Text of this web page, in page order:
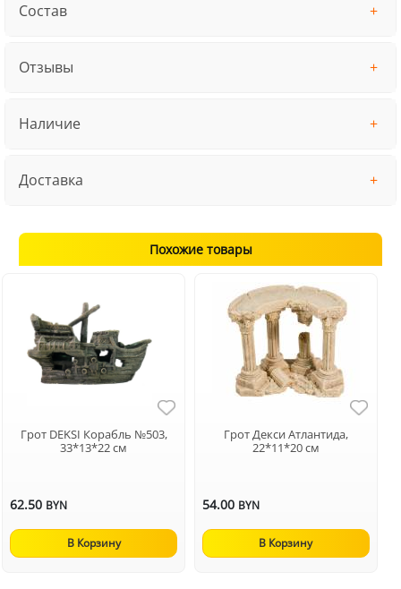
Состав
Отзывы
Наличие
Доставка
Похожие товары
Грот DEKSI Корабль №503,
33*13*22 см
62.50 BYN
В Корзину
Грот Декси Атлантида,
22*11*20 см
54.00 BYN
В Корзину